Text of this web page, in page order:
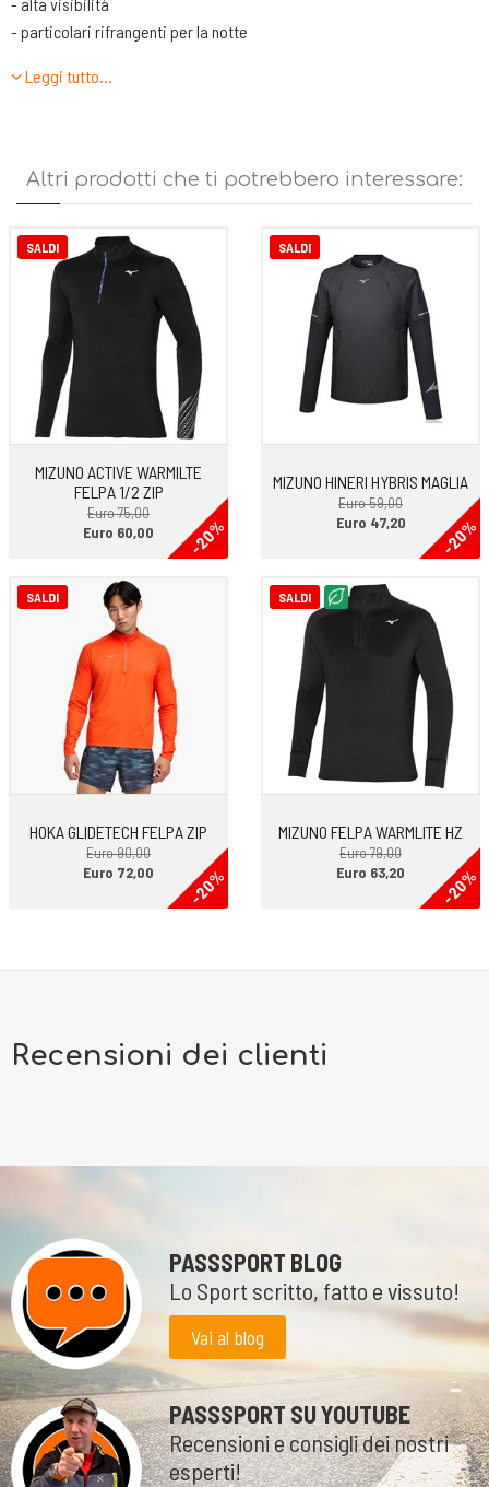
- alta visibilità
- particolari rifrangenti per la notte
-lavabile in lavatrice
Leggi tutto…
Altri prodotti che ti potrebbero interessare:
SALDI
MIZUNO ACTIVE WARMILTE
FELPA 1/2 ZIP
Euro 75,00
-20%
Euro 60,00
SALDI
MIZUNO HINERI HYBRIS MAGLIA
Euro 59,00
-20%
Euro 47,20
SALDI
HOKA GLIDETECH FELPA ZIP
Euro 90,00
-20%
Euro 72,00
SALDI
MIZUNO FELPA WARMLITE HZ
Euro 79,00
-20%
Euro 63,20
Recensioni dei clienti
PASSSPORT BLOG
Lo Sport scritto, fatto e vissuto!
Vai al blog
PASSSPORT SU YOUTUBE
Recensioni e consigli dei nostri
esperti!